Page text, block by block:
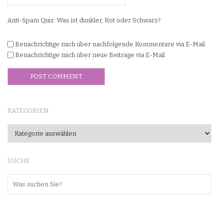
Anti-Spam Quiz: Was ist dunkler, Rot oder Schwarz?
Benachrichtige mich über nachfolgende Kommentare via E-Mail.
Benachrichtige mich über neue Beiträge via E-Mail.
KATEGORIEN
SUCHE